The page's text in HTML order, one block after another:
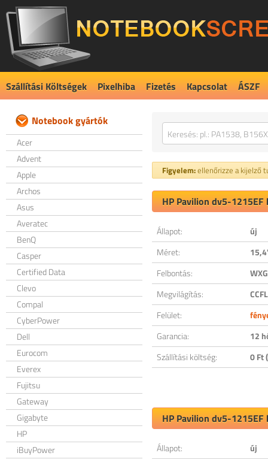
Szállítási Költségek Pixelhiba Fizetés Kapcsolat ÁSZF
Notebook gyártók
Acer
Advent
Apple
Archos
Asus
Averatec
BenQ
Casper
Certified Data
Clevo
Compal
CyberPower
Dell
Eurocom
Everex
Fujitsu
Gateway
Gigabyte
HP
iBuyPower
Figyelem:ellenőrizze a kijelző
HP Pavilion dv5-
Állapot:
új
Méret:
Felbontás:
Megvilágítás:
CCFL
Felület:
Garancia:
12
Szállítási költség:
0 Ft
HP Pavilion dv5-
Állapot:
új